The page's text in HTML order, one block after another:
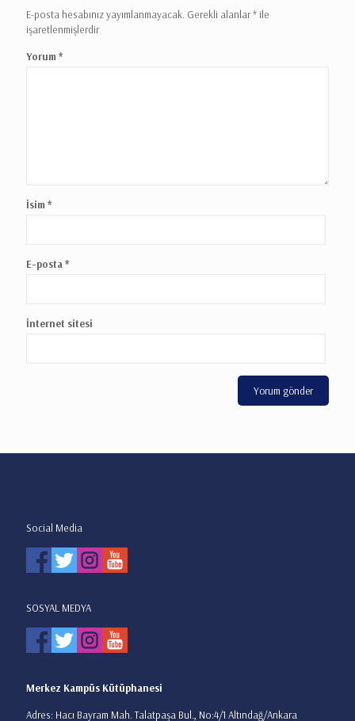
E-posta hesabınız yayımlanmayacak. Gerekli alanlar* ile
işaretlenmişlerdir
Yorum *
İsim *
E-posta*
İnternet sitesi
Social Media
SOSYAL MEDYA
Merkez Kampüs Kütüphanesi
Adres: Hacı Bayram Mah. Talatpaşa Bul., No:4/1 Altındağ/Ankara